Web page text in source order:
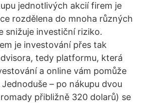
jednotlivých akcií firem je
rozdělena do mnoha různých
snižuje investiční riziko.
je investování přes tak
tedy platformu, která
a online vám pomůže
– po nákupu dvou
přibližně 320 dolarů) se